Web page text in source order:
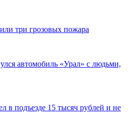
три грозовых пожара
автомобиль «Урал» с людьми,
в подъезде 15 тысяч рублей и не